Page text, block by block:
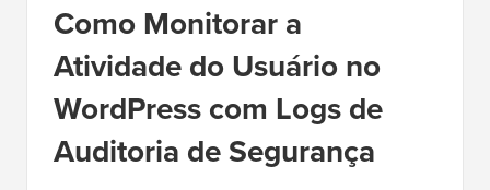
Como Monitorar a
Atividade do Usuário no
WordPress com Logs de
Auditoria de Segurança